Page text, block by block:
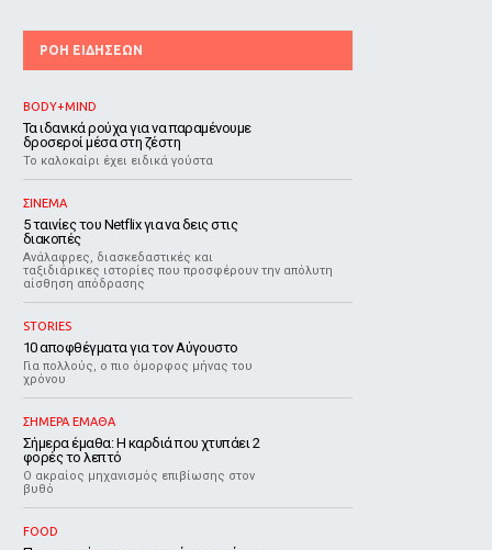
ΡΟΗ ΕΙΔΗΣΕΩΝ
BODY+MIND
Τα ιδανικά ρούχα για να παραμένουμε
δροσεροί μέσα στη ζέστη
To καλοκαίρι έχει ειδικά γούστα
ΣΙΝΕΜΑ
5 ταινίες του Netflix για να δεις στις
διακοπές
Aνάλαφρες, διασκεδαστικές και
ταξιδιάρικες ιστορίες που προσφέρουν την απόλυτη
αίσθηση απόδρασης
STORIES
10 αποφθέγματα για τον Αύγουστο
Για πολλούς, ο πιο όμορφος μήνας του
χρόνου
ΣΗΜΕΡΑ ΕΜΑΘΑ
Σήμερα έμαθα: Η καρδιά που χτυπάει 2
φορές το λεπτό
Ο ακραίος μηχανισμός επιβίωσης στον
βυθό
FOOD